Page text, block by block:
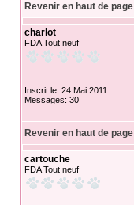
Revenir en haut de page
charlot
FDA Tout neuf
Inscrit le: 24 Mai 2011
Messages: 30
Revenir en haut de page
cartouche
FDA Tout neuf